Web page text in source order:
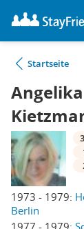
Startseite
1973 - 1979:
Berlin
1977 - 1979: